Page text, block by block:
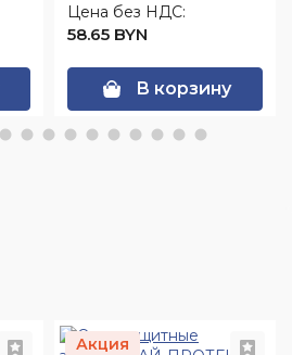
Цена без НДС:
58.65 BYN
В корзину
Акция